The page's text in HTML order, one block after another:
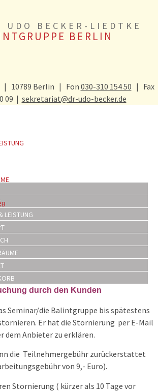
UDO BECKER-LIEDTKE
BERLIN
| 10789 Berlin | Fon 030-310 154 50 | Fax
09 | sekretariat@dr-udo-becker.de
LEISTUNG
durch den Kunden
Seminar/die Balintgruppe bis spätestens
Er hat die Stornierung per E-Mail
dem Anbieter zu erklären.
die Teilnehmergebühr zurückerstattet
von 9,- Euro).
Stornierung ( kürzer als 10 Tage vor